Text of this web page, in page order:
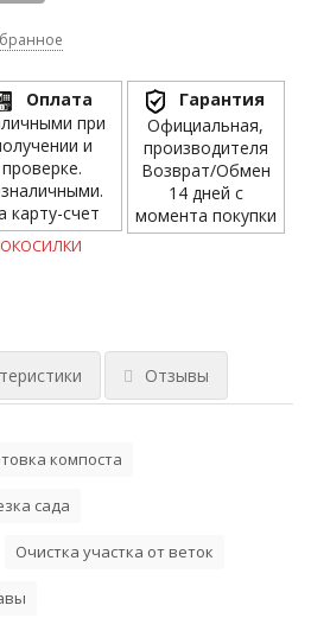
Оплата
при
и
проверке.
карту-счет
Гарантия
Официальная,
производителя
Возврат/Обмен
14 дней с
момента покупки
Отзывы
компоста
сада
Очистка участка от веток